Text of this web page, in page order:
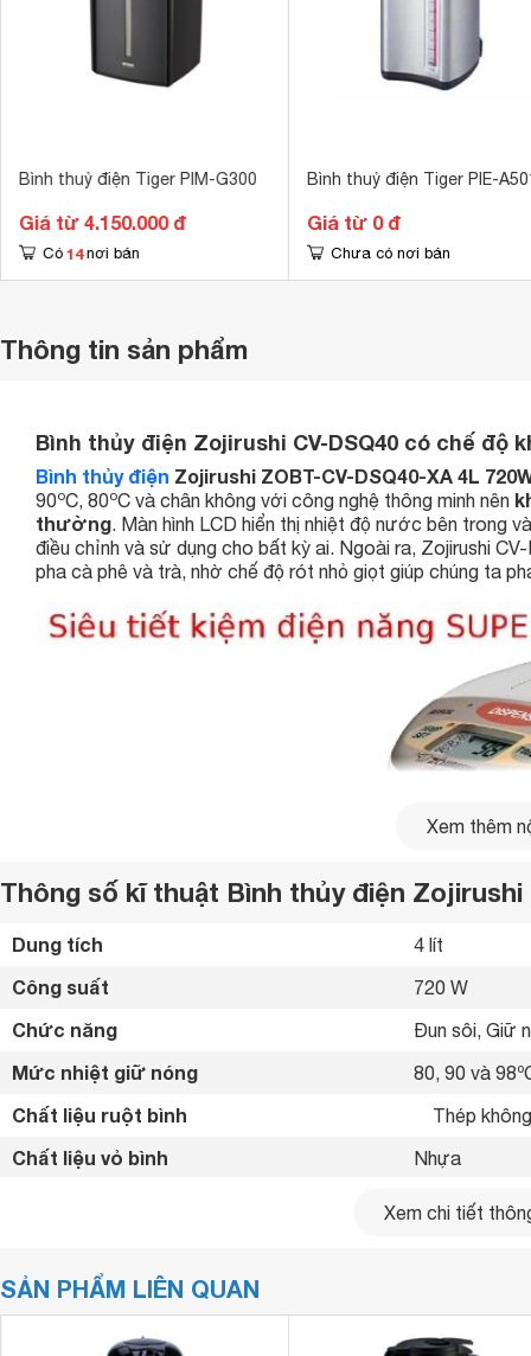
Bình thuỷ điện Tiger PIM-G300
Giá từ 4.150.000 đ
Có 14 nơi bán
Bình thuỷ điện Tiger PIE-
Giá từ 0 đ
Chưa có nơi bán
Thông tin sản phẩm
Bình thủy điện Zojirushi CV-DSQ40 có chế
Bình thủy điện Zojirushi ZOBT-CV-DSQ40-XA 4L
90oC, 80oC và chân không với công nghệ thông minh nên
thường. Màn hình LCD hiển thị nhiệt độ nước bên trong
điều chỉnh và sử dụng cho bất kỳ ai. Ngoài ra, Zojirushi
pha cà phê và trà, nhờ chế độ rót nhỏ giọt giúp chúng ta
Xem thêm
Thông số kĩ thuật Bình thủy điện Zojirushi
Dung tích 4 lít
Công suất 720 W
Chức năng Đun sôi, Giữ
Mức nhiệt giữ nóng 80, 90 và
Chất liệu ruột bình
Thép
Chất liệu vỏ bình Nhựa
Nhấn nút
Cách lấy nước
Chế độ an toàn
Xem chi tiết
SẢN PHẨM LIÊN QUAN